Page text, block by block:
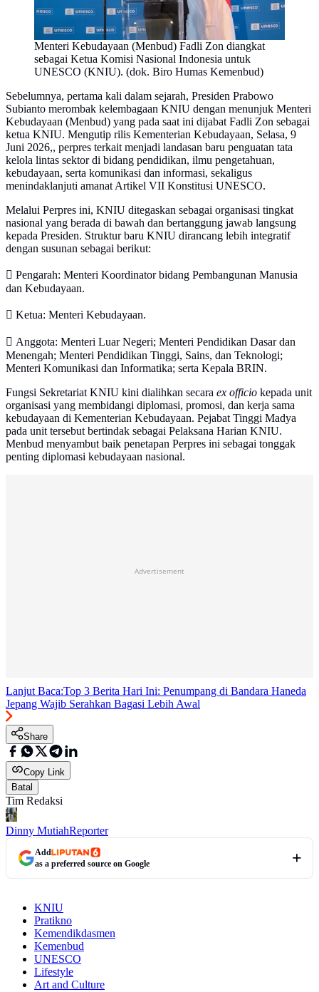
Menteri Kebudayaan (Menbud) Fadli Zon diangkat
sebagai Ketua Komisi Nasional Indonesia untuk
UNESCO (KNIU). (dok. Biro Humas Kemenbud)
Sebelumnya, pertama kali dalam sejarah, Presiden Prabowo
Subianto merombak kelembagaan KNIU dengan menunjuk Menteri
Kebudayaan (Menbud) yang pada saat ini dijabat Fadli Zon sebagai
ketua KNIU. Mengutip rilis Kementerian Kebudayaan, Selasa, 9
Juni 2026,, perpres terkait menjadi landasan baru penguatan tata
kelola lintas sektor di bidang pendidikan, ilmu pengetahuan,
kebudayaan, serta komunikasi dan informasi, sekaligus
menindaklanjuti amanat Artikel VII Konstitusi UNESCO.
Melalui Perpres ini, KNIU ditegaskan sebagai organisasi tingkat
nasional yang berada di bawah dan bertanggung jawab langsung
kepada Presiden. Struktur baru KNIU dirancang lebih integratif
dengan susunan sebagai berikut:
 Pengarah: Menteri Koordinator bidang Pembangunan Manusia
dan Kebudayaan.
 Ketua: Menteri Kebudayaan.
 Anggota: Menteri Luar Negeri; Menteri Pendidikan Dasar dan
Menengah; Menteri Pendidikan Tinggi, Sains, dan Teknologi;
Menteri Komunikasi dan Informatika; serta Kepala BRIN.
Fungsi Sekretariat KNIU kini dialihkan secara ex officio kepada unit
organisasi yang membidangi diplomasi, promosi, dan kerja sama
kebudayaan di Kementerian Kebudayaan. Pejabat Tinggi Madya
pada unit tersebut bertindak sebagai Pelaksana Harian KNIU.
Menbud menyambut baik penetapan Perpres ini sebagai tonggak
penting diplomasi kebudayaan nasional.
Advertisement
Lanjut Baca:Top 3 Berita Hari Ini: Penumpang di Bandara Haneda
Jepang Wajib Serahkan Bagasi Lebih Awal
Share
Copy Link
Batal
Tim Redaksi
Dinny MutiahReporter
Add
as a preferred source on Google
KNIU
Pratikno
Kemendikdasmen
Kemenbud
UNESCO
Lifestyle
Art and Culture